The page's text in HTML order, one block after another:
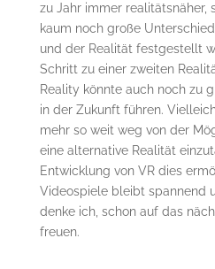
zu Jahr immer realitätsnäher,
kaum noch große
und der Realität festgestellt
Schritt zu einer zweiten
Reality könnte auch noch zu
in der Zukunft führen.
mehr so weit weg von der
eine alternative Realität
Entwicklung von VR dies
Videospiele bleibt spannend
denke ich, schon auf das
freuen.